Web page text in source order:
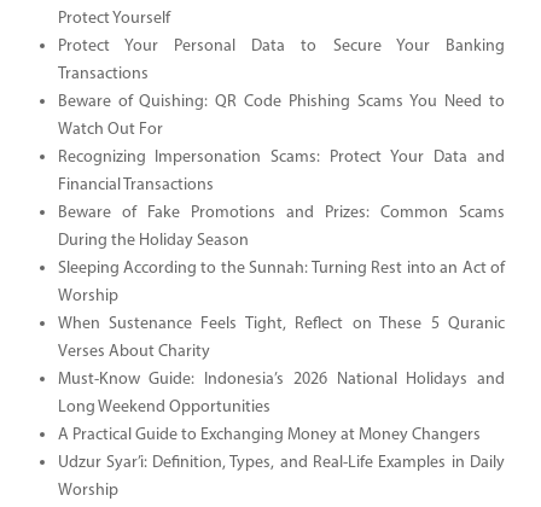
Protect Yourself
Protect Your Personal Data to Secure Your Banking
Transactions
Beware of Quishing: QR Code Phishing Scams You Need to
Watch Out For
Recognizing Impersonation Scams: Protect Your Data and
Financial Transactions
Beware of Fake Promotions and Prizes: Common Scams
During the Holiday Season
Sleeping According to the Sunnah: Turning Rest into an Act of
Worship
When Sustenance Feels Tight, Reflect on These 5 Quranic
Verses About Charity
Must-Know Guide: Indonesia’s 2026 National Holidays and
Long Weekend Opportunities
A Practical Guide to Exchanging Money at Money Changers
Udzur Syar’i: Definition, Types, and Real-Life Examples in Daily
Worship